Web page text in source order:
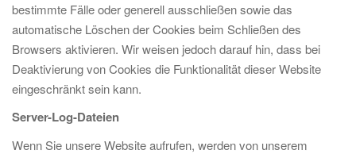
bestimmte Fälle oder generell ausschließen sowie das
automatische Löschen der Cookies beim Schließen des
Browsers aktivieren. Wir weisen jedoch darauf hin, dass bei
Deaktivierung von Cookies die Funktionalität dieser Website
eingeschränkt sein kann.
Server-Log-Dateien
Wenn Sie unsere Website aufrufen, werden von unserem